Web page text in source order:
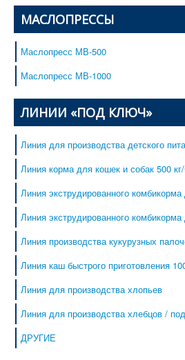
МАСЛОПРЕССЫ
Маслопресс МВ-500
Маслопресс МВ-1000
ЛИНИИ «ПОД КЛЮЧ»
Линия для производства детского
Линия корма для кошек и собак 500
Линия экструдированного комбикорма
Линия экструдированного
Линия производства кукурузных
Линия каш быстрого приготовления
Линия для производства хлопьев
Линия для производства хлебцов /
ДРУГИЕ